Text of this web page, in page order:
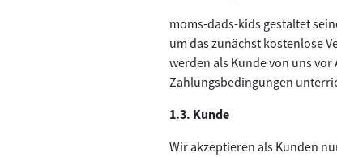
moms-dads-kids gestaltet
um das zunächst kostenlose
werden als Kunde von uns
Zahlungsbedingungen
1.3. Kunde
Wir akzeptieren als Kunden